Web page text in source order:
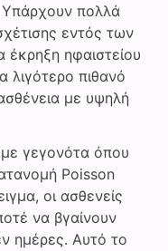
Υπάρχουν πολλά
εντός των
έκρηξη ηφαιστείου
λιγότερο πιθανό
με υψηλή
γεγονότα όπου
Poisson
οι ασθενείς
να βγαίνουν
ημέρες. Αυτό το